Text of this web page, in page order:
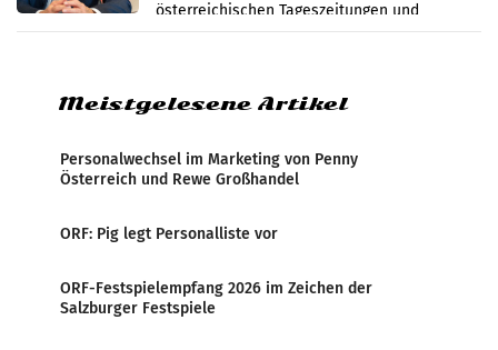
österreichischen Tageszeitungen und
analysiert, welche Politikerinnen und
Meistgelesene Artikel
Personalwechsel im Marketing von Penny
Österreich und Rewe Großhandel
ORF: Pig legt Personalliste vor
ORF-Festspielempfang 2026 im Zeichen der
Salzburger Festspiele